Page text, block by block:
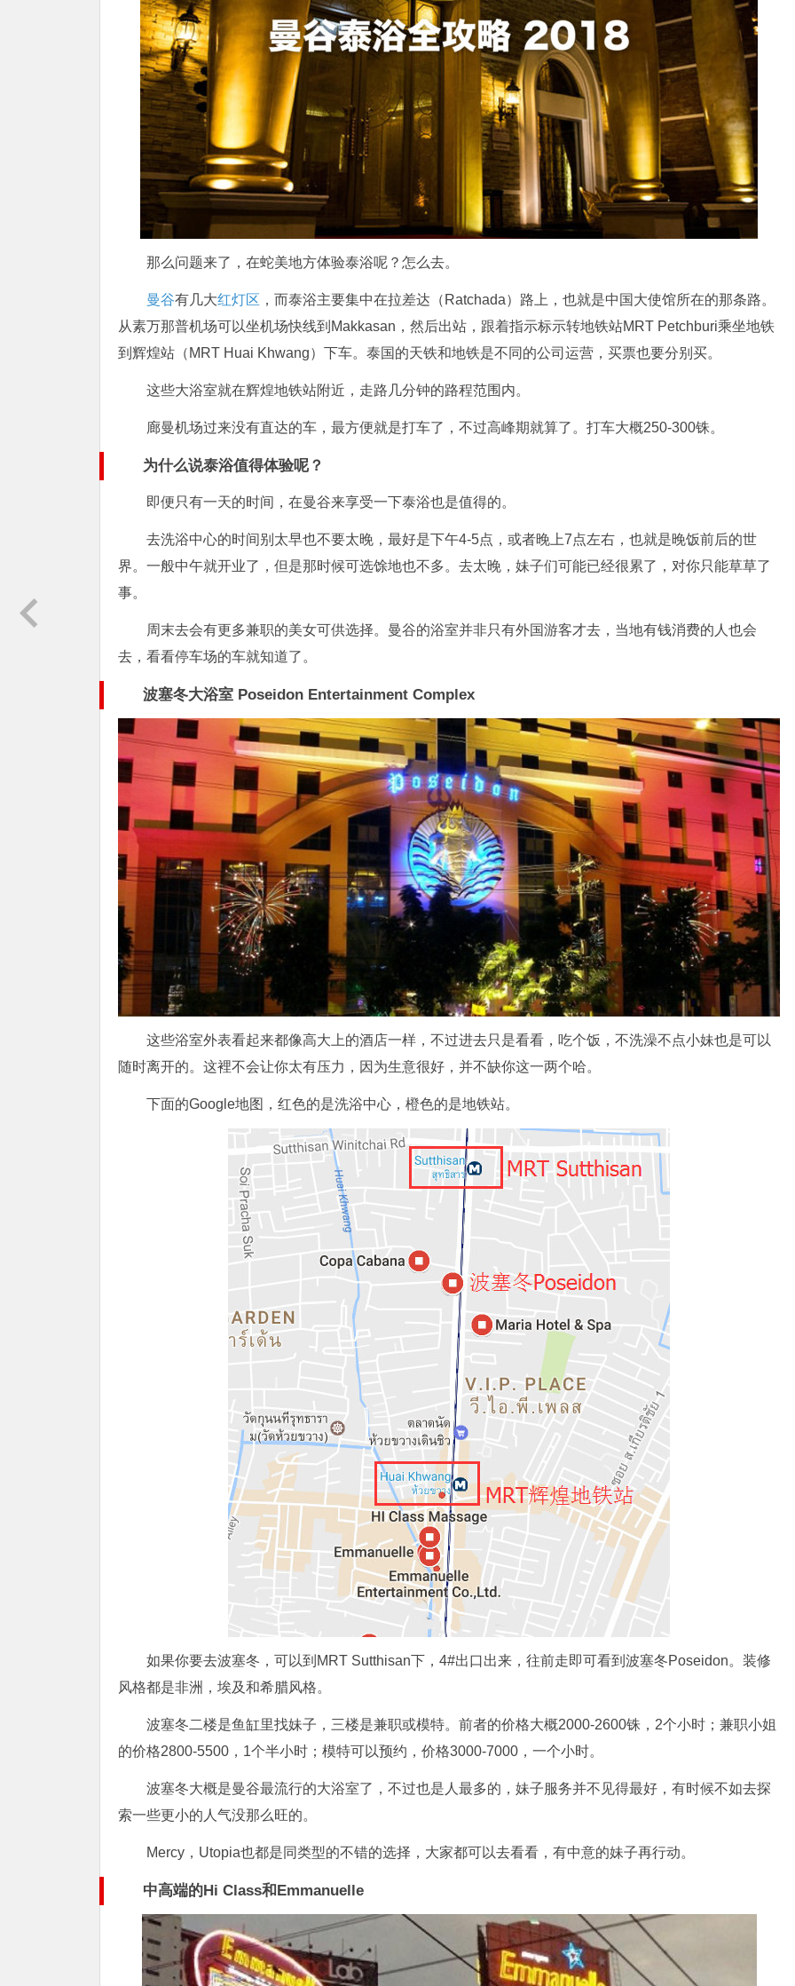
那么问题来了，在蛇美地方体验泰浴呢？怎么去。
曼谷有几大红灯区 ，而泰浴主要集中在拉差达（Ratchada）路上，也就是中国大使馆所在的那条路。
从素万那普机场可以坐机场快线到Makkasan，然后出站，跟着指示标示转地铁站MRT Petchburi乘坐地铁
到辉煌站（MRT Huai Khwang）下车。泰国的天铁和地铁是不同的公司运营，买票也要分别买。
这些大浴室就在辉煌地铁站附近，走路几分钟的路程范围内。
廊曼机场过来没有直达的车，最方便就是打车了，不过高峰期就算了。打车大概250-300铢。
为什么说泰浴值得体验呢？
即便只有一天的时间，在曼谷来享受一下泰浴也是值得的。
去洗浴中心的时间别太早也不要太晚，最好是下午4-5点，或者晚上7点左右，也就是晚饭前后的世
界。一般中午就开业了，但是那时候可选馀地也不多。去太晚，妹子们可能已经很累了，对你只能草草了
事。
周末去会有更多兼职的美女可供选择。曼谷的浴室并非只有外国游客才去，当地有钱消费的人也会
去，看看停车场的车就知道了。
波塞冬大浴室 Poseidon Entertainment Complex
这些浴室外表看起来都像高大上的酒店一样，不过进去只是看看，吃个饭，不洗澡不点小妹也是可以
随时离开的。这裡不会让你太有压力，因为生意很好，并不缺你这一两个哈。
下面的Google地图，红色的是洗浴中心，橙色的是地铁站。
如果你要去波塞冬，可以到MRT Sutthisan下，4#出口出来，往前走即可看到波塞冬Poseidon。装修
风格都是非洲，埃及和希腊风格。
波塞冬二楼是鱼缸里找妹子，三楼是兼职或模特。前者的价格大概2000-2600铢，2个小时；兼职小姐
的价格2800-5500，1个半小时；模特可以预约，价格3000-7000，一个小时。
波塞冬大概是曼谷最流行的大浴室了，不过也是人最多的，妹子服务并不见得最好，有时候不如去探
索一些更小的人气没那么旺的。
Mercy，Utopia也都是同类型的不错的选择，大家都可以去看看，有中意的妹子再行动。
中高端的Hi Class和Emmanuelle